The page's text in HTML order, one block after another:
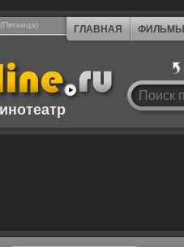
ГЛАВНАЯ ФИЛЬМЫ